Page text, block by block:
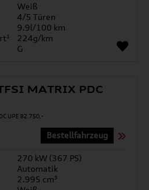
Weiß
4/5 Türen
9.9l/100 km
224g/km
G
MATRIX PDC
Bestellfahrzeug
270 kW (367 PS)
Automatik
2.995 cm³